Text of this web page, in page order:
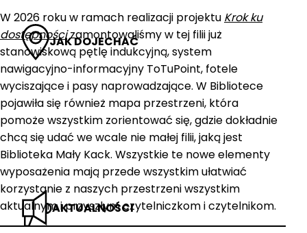
JAK DOJECHAĆ
AKTUALNOŚCI
W 2026 roku w ramach realizacji projektu Krok ku
dostępnościzamontowaliśmy w tej filii już
stanowiskową pętlę indukcyjną, system
nawigacyjno-informacyjny ToTuPoint, fotele
wyciszające i pasy naprowadzające. W Bibliotece
pojawiła się również mapa przestrzeni, która
pomoże wszystkim zorientować się, gdzie dokładnie
chcą się udać we wcale nie małej filii, jaką jest
Biblioteka Mały Kack. Wszystkie te nowe elementy
wyposażenia mają przede wszystkim ułatwiać
korzystanie z naszych przestrzeni wszystkim
aktualnym i przyszłym czytelniczkom i czytelnikom.